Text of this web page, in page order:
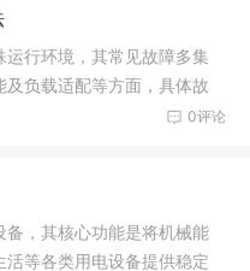
行环境，其常见故障多集
负载适配等方面，具体故
一：无法启动或启动失败故
0评论
，其核心功能是将机械能
等各类用电设备提供稳定